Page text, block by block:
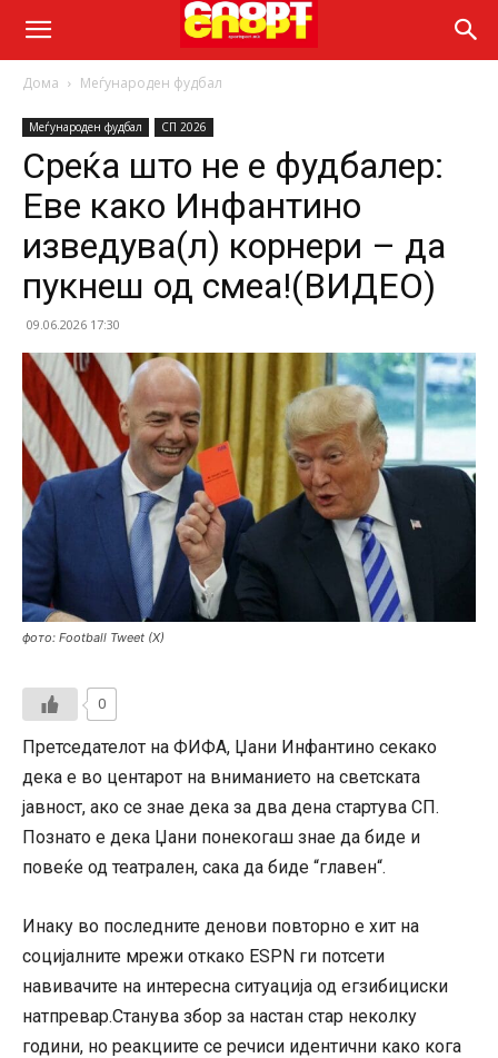
Дома Меѓународен фудбал
Меѓународен фудбал СП 2026
Среќа што не е фудбалер:
Еве како Инфантино
изведува(л) корнери – да
пукнеш од смеа!(ВИДЕО)
09.06.2026 17:30
фото: Football Tweet (X)
0
Претседателот на ФИФА, Џани Инфантино секако
дека е во центарот на вниманието на светската
јавност, ако се знае дека за два дена стартува СП.
Познато е дека Џани понекогаш знае да биде и
повеќе од театрален, сака да биде “главен“.
Инаку во последните денови повторно е хит на
социјалните мрежи откако ESPN ги потсети
навивачите на интересна ситуација од егзибициски
натпревар.Станува збор за настан стар неколку
години, но реакциите се речиси идентични како кога